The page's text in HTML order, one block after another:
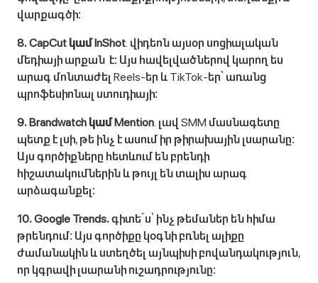
վարքագծի։
8․ CapCut կամ InShot․ վիդեոն այսօր սոցիալական
մեդիայի արքան է։ Այս հավելվածներով կարող ես
արագ մոնտաժել Reels-եր և TikTok-եր՝ առանց
պրոֆեսիոնալ ստուդիայի։
9․ Brandwatch կամ Mention․ լավ SMM մասնագետը
պետք է լսի, թե ինչ է ասում իր թիրախային լսարանը։
Այս գործիքները հետևում են բրենդի
հիշատակումներին և թույլ են տալիս արագ
արձագանքել։
10․ Google Trends․գիտե՞ս՝ ինչ թեմաներ են հիմա
թրենդում։ Այս գործիքը կօգնի բռնել ալիքը
ժամանակին և ստեղծել այնպիսի բովանդակություն,
որ կգրավի լսարանի ուշադրությունը։